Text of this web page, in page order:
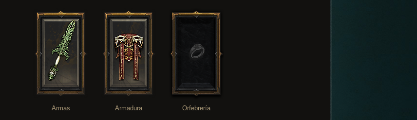
Armas Armadura Orfebrería